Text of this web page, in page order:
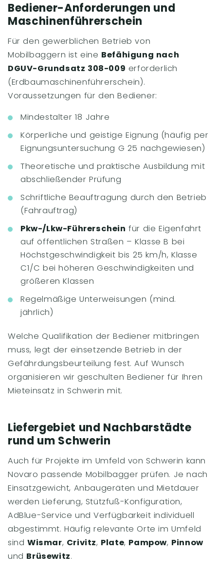
Bediener-Anforderungen und
Maschinenführerschein
Für den gewerblichen Betrieb von
Mobilbaggern ist eine Befähigung nach
DGUV-Grundsatz 308-009 erforderlich
(Erdbaumaschinenführerschein).
Voraussetzungen für den Bediener:
Mindestalter 18 Jahre
Körperliche und geistige Eignung (häufig per
Eignungsuntersuchung G 25 nachgewiesen)
Theoretische und praktische Ausbildung mit
abschließender Prüfung
Schriftliche Beauftragung durch den Betrieb
(Fahrauftrag)
Pkw-/Lkw-Führerschein für die Eigenfahrt
auf öffentlichen Straßen – Klasse B bei
Höchstgeschwindigkeit bis 25 km/h, Klasse
C1/C bei höheren Geschwindigkeiten und
größeren Klassen
Regelmäßige Unterweisungen (mind.
jährlich)
Welche Qualifikation der Bediener mitbringen
muss, legt der einsetzende Betrieb in der
Gefährdungsbeurteilung fest. Auf Wunsch
organisieren wir geschulten Bediener für Ihren
Mieteinsatz in Schwerin mit.
Liefergebiet und Nachbarstädte
rund um Schwerin
Auch für Projekte im Umfeld von Schwerin kann
Novaro passende Mobilbagger prüfen. Je nach
Einsatzgewicht, Anbaugeräten und Mietdauer
werden Lieferung, Stützfuß-Konfiguration,
AdBlue-Service und Verfügbarkeit individuell
abgestimmt. Häufig relevante Orte im Umfeld
sind Wismar, Crivitz, Plate, Pampow, Pinnow
und Brüsewitz.